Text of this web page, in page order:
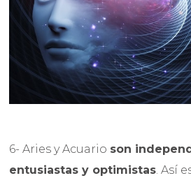
6- Aries y Acuario son
entusiastas y optimistas . Así